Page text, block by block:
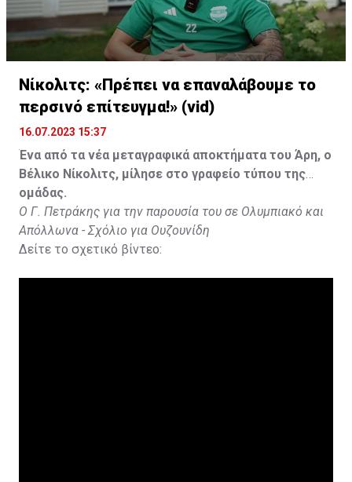
Νίκολιτς: «Πρέπει να επαναλάβουμε το
περσινό επίτευγμα!» (vid)
16.07.2023 15:37
Ένα από τα νέα μεταγραφικά αποκτήματα του Άρη, ο
Βέλικο Νίκολιτς, μίλησε στο γραφείο τύπου της
ομάδας.
Ο Γ. Πετράκης για την παρουσία του σε Ολυμπιακό και
Απόλλωνα - Σχόλιο για Ουζουνίδη
Δείτε το σχετικό βίντεο: